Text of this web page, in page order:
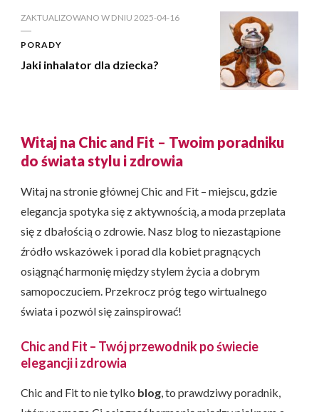
ZAKTUALIZOWANO W DNIU 2025-04-16
PORADY
Jaki inhalator dla dziecka?
Witaj na Chic and Fit – Twoim poradniku
do świata stylu i zdrowia
Witaj na stronie głównej Chic and Fit – miejscu, gdzie
elegancja spotyka się z aktywnością, a moda przeplata
się z dbałością o zdrowie. Nasz blog to niezastąpione
źródło wskazówek i porad dla kobiet pragnących
osiągnąć harmonię między stylem życia a dobrym
samopoczuciem. Przekrocz próg tego wirtualnego
świata i pozwól się zainspirować!
Chic and Fit – Twój przewodnik po świecie
elegancji i zdrowia
Chic and Fit to nie tylko blog , to prawdziwy poradnik,